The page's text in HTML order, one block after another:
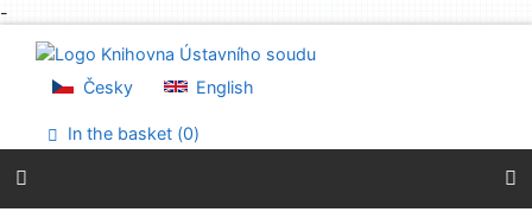
-
Go to menu
Accessibility declaration
Česky English
In the basket (0)